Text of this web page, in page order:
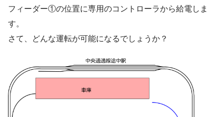
フィーダー①の位置に専用のコントローラから給電しま
す。
さて、どんな運転が可能になるでしょうか？